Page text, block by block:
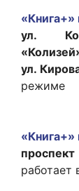
ул.
ул.
режиме
«Книга+»